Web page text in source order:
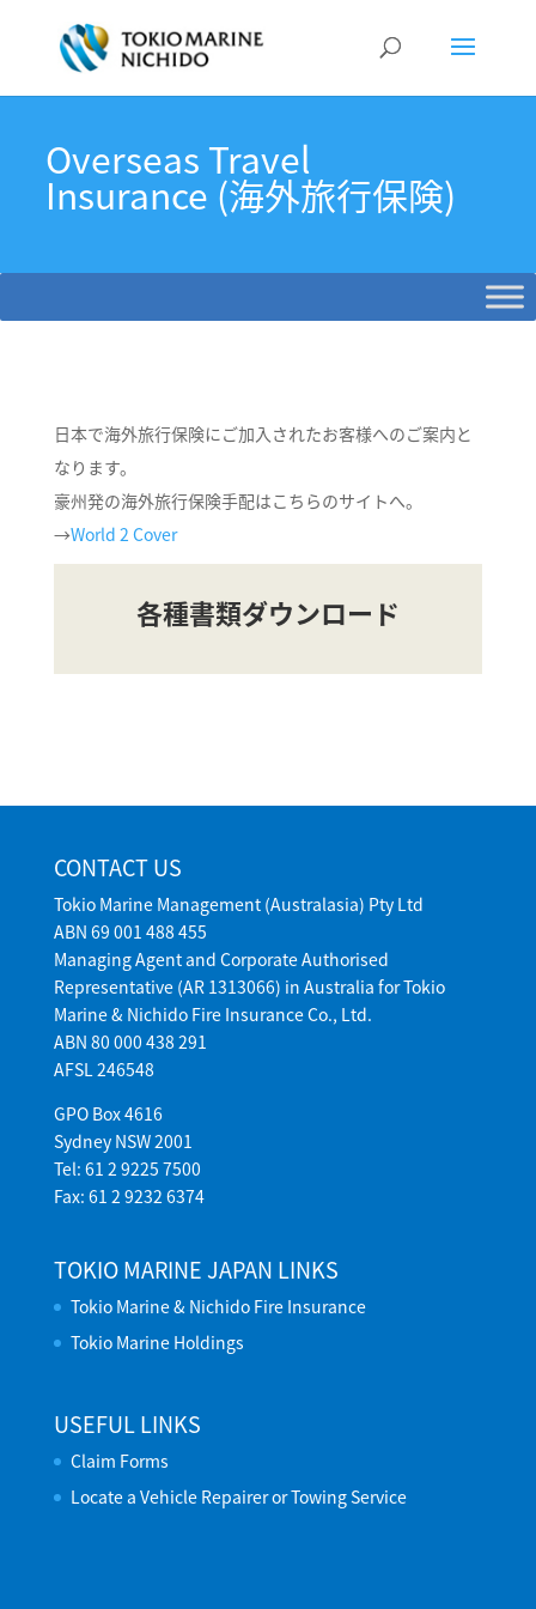
Overseas Travel
Insurance (海外旅行保険)
日本で海外旅行保険にご加入されたお客様へのご案内と
なります。
豪州発の海外旅行保険手配はこちらのサイトへ。
→World 2 Cover
各種書類ダウンロード
CONTACT US
Tokio Marine Management (Australasia) Pty Ltd
ABN 69 001 488 455
Managing Agent and Corporate Authorised
Representative (AR 1313066) in Australia for Tokio
Marine & Nichido Fire Insurance Co., Ltd.
ABN 80 000 438 291
AFSL 246548
GPO Box 4616
Sydney NSW 2001
Tel: 61 2 9225 7500
Fax: 61 2 9232 6374
TOKIO MARINE JAPAN LINKS
Tokio Marine & Nichido Fire Insurance
Tokio Marine Holdings
USEFUL LINKS
Claim Forms
Locate a Vehicle Repairer or Towing Service